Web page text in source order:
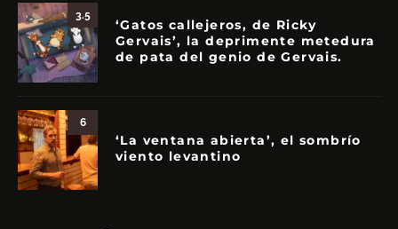
3.5
‘Gatos callejeros, de Ricky
Gervais’, la deprimente metedura
de pata del genio de Gervais.
6
‘La ventana abierta’, el sombrío
viento levantino